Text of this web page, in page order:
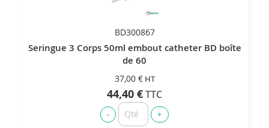
BD300867
Seringue 3 Corps 50ml embout catheter BD boîte
de 60
37,00 €
44,40 €